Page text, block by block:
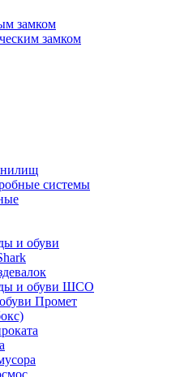
замком
замком
системы
и обуви
и обуви ШСО
Промет